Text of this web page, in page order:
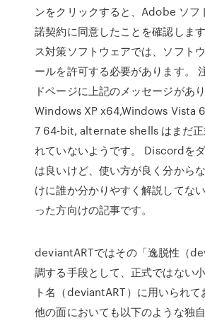
ンをクリックすると、Adobe ソフ
諾契約に同意したことを確認しま
ス対策ソフトウェアでは、ソフト
ールを許可する必要があります。
ドページに上記のメッセージがあ
Windows XP x64,Windows Vista
7 64-bit, alternate shells はまだ正
れていないようです。 Discordを
は良いけど、使い方が良く分から
けに誰か分かりやすく解説してな
った方向けの記事です。
deviantARTではその「逸脱性（
調する手段として、正式ではない
ト名（deviantART）に用いられて
他の面においても以下のような独